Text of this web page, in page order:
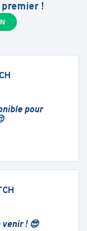
!
pour
venir ! 😎